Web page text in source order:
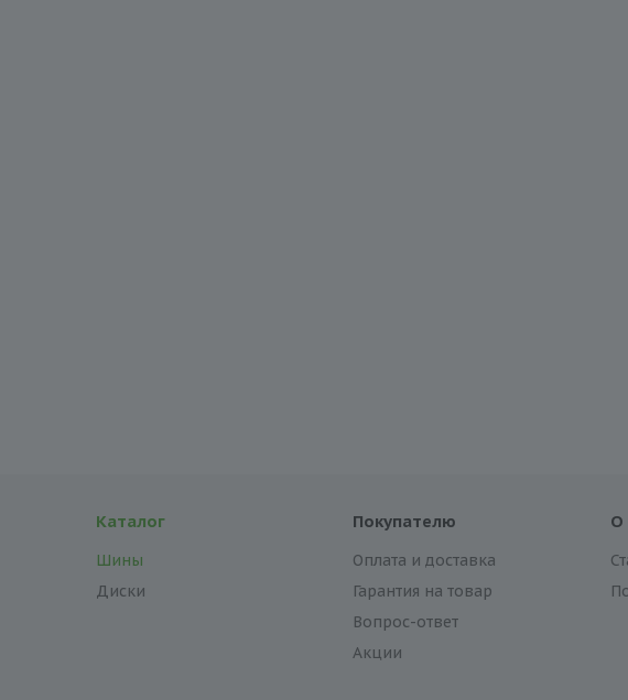
Каталог
Шины
Диски
Покупателю
Оплата и доставка
Гарантия на товар
Вопрос-ответ
Акции
О